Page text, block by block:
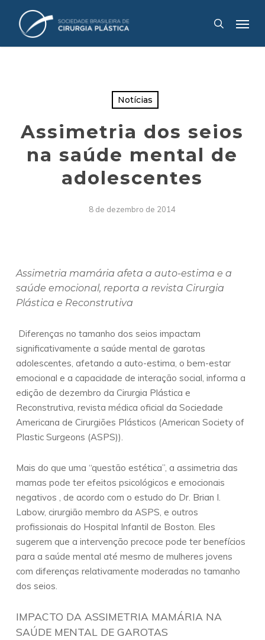
search
Notícias
Assimetria dos seios
na saúde mental de
adolescentes
8 de dezembro de 2014
Assimetria mamária afeta a auto-estima e a
saúde emocional, reporta a revista Cirurgia
Plástica e Reconstrutiva
Diferenças no tamanho dos seios impactam
significativamente a saúde mental de garotas
adolescentes, afetando a auto-estima, o bem-estar
emocional e a capacidade de interação social, informa a
edição de dezembro da Cirurgia Plástica e
Reconstrutiva, revista médica oficial da Sociedade
Americana de Cirurgiões Plásticos (American Society of
Plastic Surgeons (ASPS)).
Mais do que uma “questão estética”, a assimetria das
mamas pode ter efeitos psicológicos e emocionais
negativos , de acordo com o estudo do Dr. Brian I.
Labow, cirurgião membro da ASPS, e outros
profissionais do Hospital Infantil de Boston. Eles
sugerem que a intervenção precoce pode ter benefícios
para a saúde mental até mesmo de mulheres jovens
com diferenças relativamente moderadas no tamanho
dos seios.
IMPACTO DA ASSIMETRIA MAMÁRIA NA
SAÚDE MENTAL DE GAROTAS